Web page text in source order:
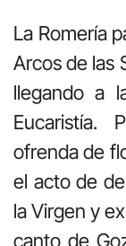
La Romería
Arcos de las
llegando a
Eucaristía.
ofrenda de
el acto de
la Virgen y
canto de